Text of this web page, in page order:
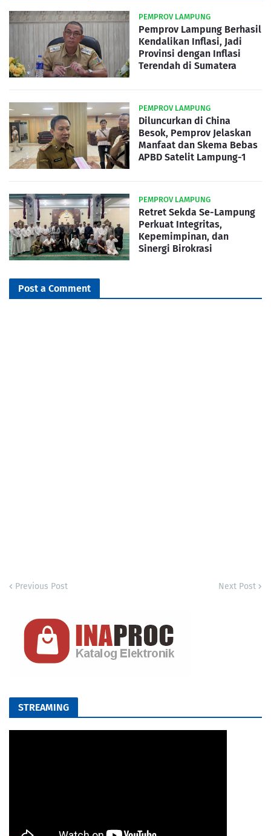
PEMPROV LAMPUNG
Pemprov Lampung Berhasil
Kendalikan Inflasi, Jadi
Provinsi dengan Inflasi
Terendah di Sumatera
PEMPROV LAMPUNG
Diluncurkan di China
Besok, Pemprov Jelaskan
Manfaat dan Skema Bebas
APBD Satelit Lampung-1
PEMPROV LAMPUNG
Retret Sekda Se-Lampung
Perkuat Integritas,
Kepemimpinan, dan
Sinergi Birokrasi
Post a Comment
Previous Post Next Post
STREAMING